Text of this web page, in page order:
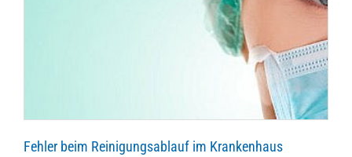
Fehler beim Reinigungsablauf im Krankenhaus